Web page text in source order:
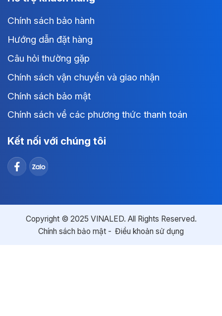
Chính sách bảo hành
Hướng dẫn đặt hàng
Câu hỏi thường gặp
Chính sách vận chuyển và giao nhận
Chính sách bảo mật
Chính sách về các phương thức thanh toán
Kết nối với chúng tôi
Copyright © 2025 VINALED. All Rights Reserved.
Chính sách bảo mật
Điều khoản sử dụng